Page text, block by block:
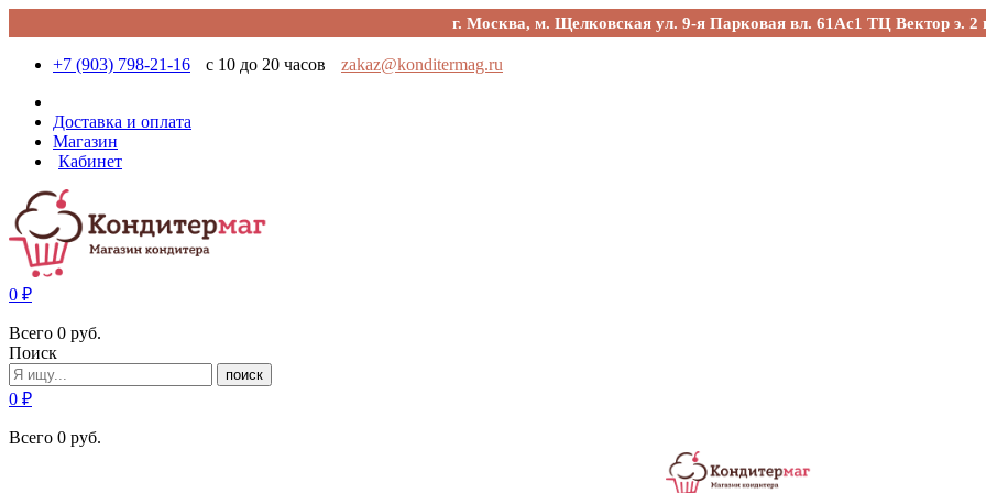
г. Москва, м. Щелковская ул. 9-я Парковая вл. 61Ас1 ТЦ Вектор э. 2
+7 (903) 798-21-16 с 10 до 20 часов zakaz@konditermag.ru
Доставка и оплата
Магазин
Кабинет
0 ₽
Всего 0 руб.
Поиск
поиск
0 ₽
Всего 0 руб.